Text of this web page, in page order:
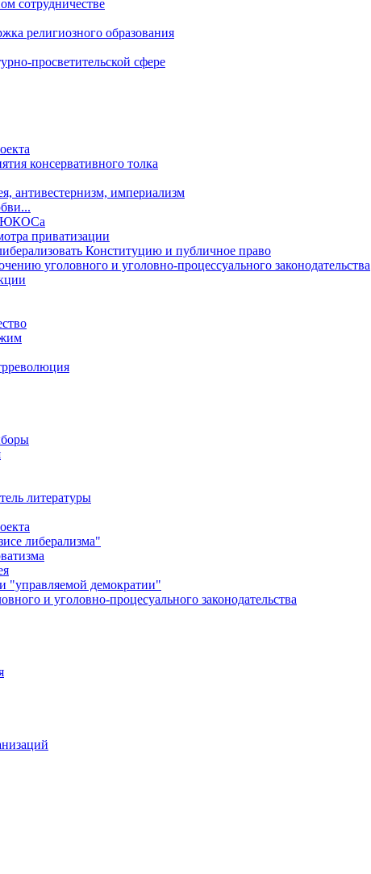
сотрудничестве
религиозного образования
просветительской сфере
консервативного толка
антивестернизм, империализм
ЮКОСа
приватизации
Конституцию и публичное право
уголовного и уголовно-процессуального законодательства
литературы
либерализма"
"управляемой демократии"
и уголовно-процесуального законодательства